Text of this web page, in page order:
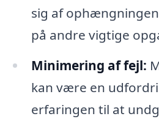
sig af
på andre vigtige
Minimering af fejl:
kan være en
erfaringen til at